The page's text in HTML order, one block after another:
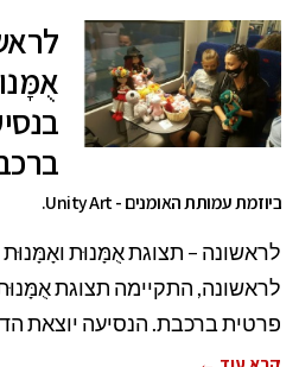
ביוזמת עמותת האומנים - Unity Art.
לראשונה – תצוגת אֻמָּנוּת
לראשונה, התקיימה תצוגת
פרטית ברכבת. הנסיעה יוצאת